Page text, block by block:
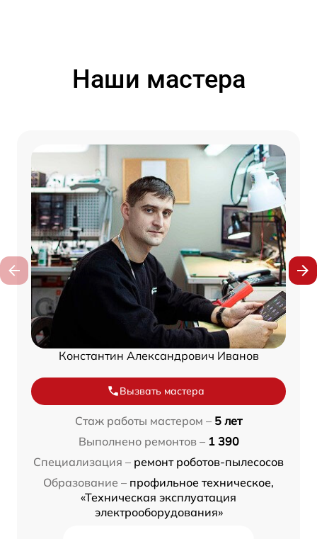
Наши мастера
Константин Александрович Иванов
Вызвать мастера
Стаж работы мастером – 5 лет
Выполнено ремонтов – 1 390
Специализация – ремонт роботов-пылесосов
Образование – профильное техническое,
«Техническая эксплуатация
электрооборудования»